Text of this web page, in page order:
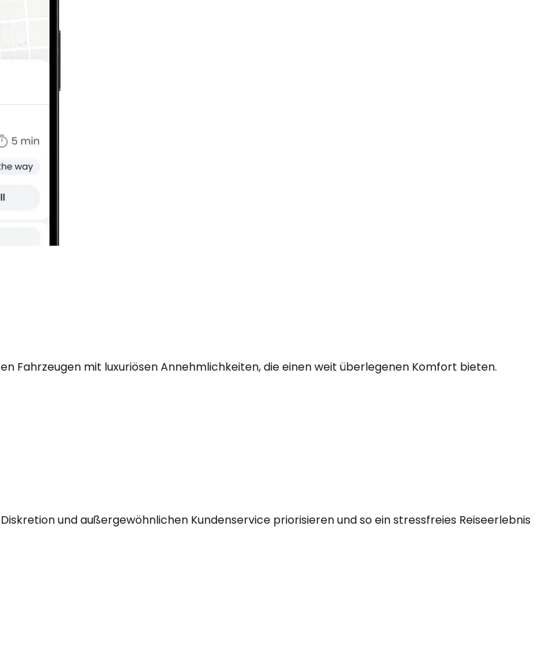
Fahrzeugen mit luxuriösen Annehmlichkeiten, die einen weit überlegenen Komfort bieten.
und außergewöhnlichen Kundenservice priorisieren und so ein stressfreies Reiseerlebnis